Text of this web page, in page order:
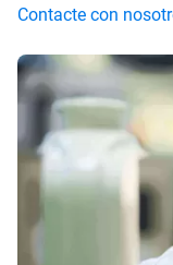
Contacte con